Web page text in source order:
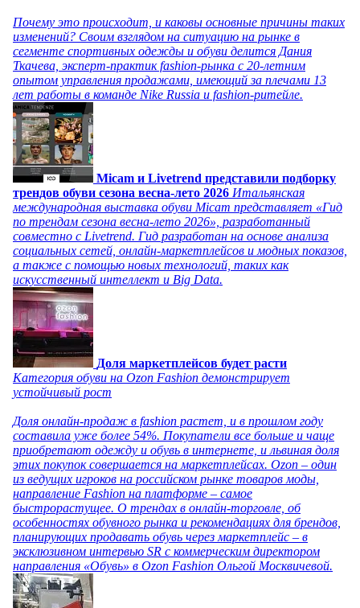
Почему это происходит, и каковы основные причины таких
изменений? Своим взглядом на ситуацию на рынке в
сегменте спортивных одежды и обуви делится Дания
Ткачева, эксперт-практик fashion-рынка с 20-летним
опытом управления продажами, имеющий за плечами 13
лет работы в команде Nike Russia и fashion-ритейле.
Micam и Livetrend представили подборку
трендов обуви сезона весна-лето 2026 Итальянская
международная выставка обуви Micam представляет «Гид
по трендам сезона весна-лето 2026», разработанный
совместно с Livetrend. Гид разработан на основе анализа
социальных сетей, онлайн-маркетплейсов и модных показов,
а также с помощью новых технологий, таких как
искусственный интеллект и Big Data.
Доля маркетплейсов будет расти
Категория обуви на Ozon Fashion демонстрирует
устойчивый рост
Доля онлайн-продаж в fashion растет, и в прошлом году
составила уже более 54%. Покупатели все больше и чаще
приобретают одежду и обувь в интернете, и львиная доля
этих покупок совершается на маркетплейсах. Ozon – один
из ведущих игроков на российском рынке товаров моды,
направление Fashion на платформе – самое
быстрорастущее. О трендах в онлайн-торговле, об
особенностях обувного рынка и рекомендациях для брендов,
планирующих продавать обувь через маркетплейс – в
эксклюзивном интервью SR с коммерческим директором
направления «Обувь» в Ozon Fashion Ольгой Москвичевой.